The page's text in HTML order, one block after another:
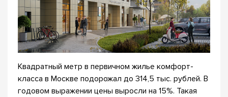
Квадратный метр в первичном жилье комфорт-
класса в Москве подорожал до 314,5 тыс. рублей. В
годовом выражении цены выросли на 15%. Такая